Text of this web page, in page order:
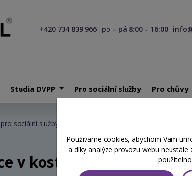
+420 734 839 966 po – pá 8:00 – 16:00
Studia DVPP Pro sociální služby Pro chůvy
sociální služby/ Aktivizace v kostce
v kostce
Používáme cookies, abychom Vám
a díky analýze provozu webu neustále